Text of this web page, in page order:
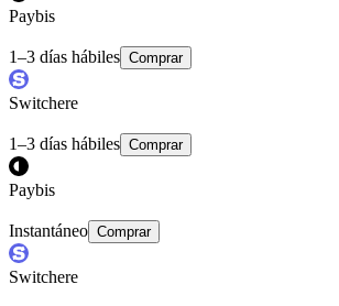
Paybis
1–3 días hábiles Comprar
Switchere
1–3 días hábiles Comprar
Paybis
Instantáneo Comprar
Switchere